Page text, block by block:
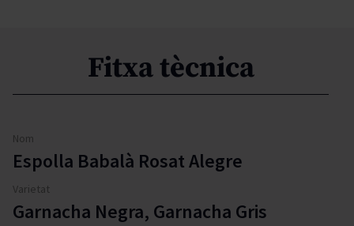
Fitxa tècnica
Nom
Espolla Babalà Rosat Alegre
Varietat
Garnacha Negra, Garnacha Gris